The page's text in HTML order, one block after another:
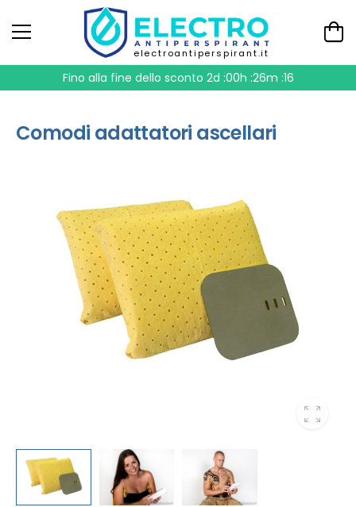
electroantiperspirant.it
Fino alla fine dello sconto 2d :00h :26m :16
Comodi adattatori ascellari